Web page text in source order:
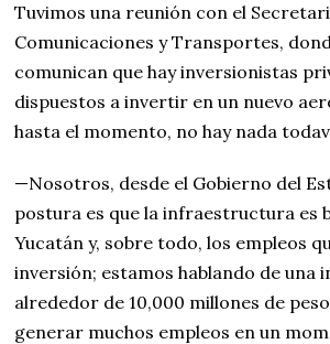
Tuvimos una reunión con el
Comunicaciones y Transportes,
comunican que hay inversionistas
dispuestos a invertir en un nuevo
hasta el momento, no hay nada
—Nosotros, desde el Gobierno del
postura es que la infraestructura es
Yucatán y, sobre todo, los empleos
inversión; estamos hablando de una
alrededor de 10,000 millones de
generar muchos empleos en un